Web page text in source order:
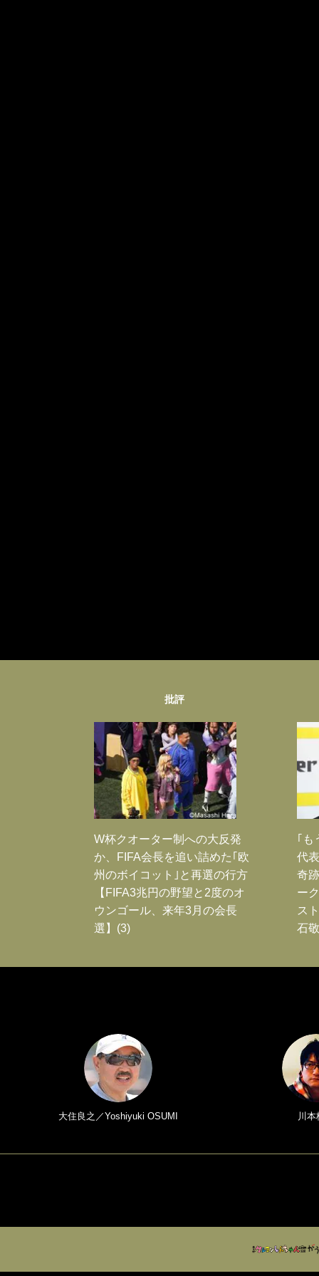
批評
W杯クオーター制への大反発
か、FIFA会長を追い詰めた｢欧
州のボイコット｣と再選の行方
【FIFA3兆円の野望と2度のオ
ウンゴール、来年3月の会長
選】(3)
｢も
代
奇
ー
ス
石
大住良之／Yoshiyuki OSUMI 川本